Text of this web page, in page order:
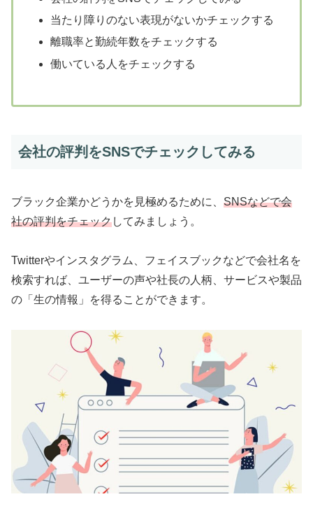
当たり障りのない表現がないかチェックする
離職率と勤続年数をチェックする
働いている人をチェックする
会社の評判をSNSでチェックしてみる
ブラック企業かどうかを見極めるために、 SNSなどで会
社の評判をチェックしてみましょう。
Twitterやインスタグラム、フェイスブックなどで会社名を
検索すれば、ユーザーの声や社長の人柄、サービスや製品
の「生の情報」を得ることができます。